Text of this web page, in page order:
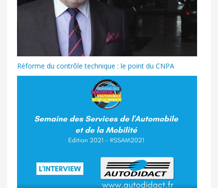
Réforme du contrôle technique : le point du CNPA